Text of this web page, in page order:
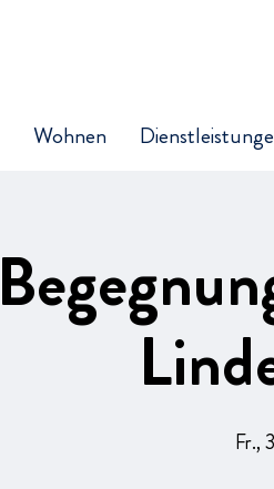
Wohnen
Fr.,